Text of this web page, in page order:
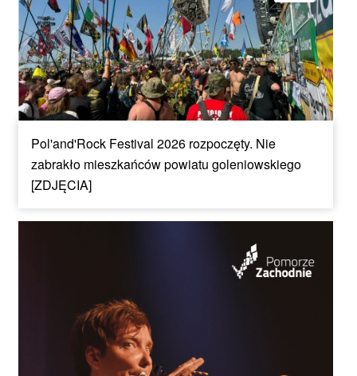
Pol'and'Rock Festival 2026 rozpoczęty. Nie
zabrakło mieszkańców powiatu goleniowskiego
[ZDJĘCIA]